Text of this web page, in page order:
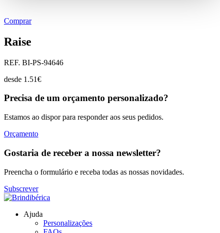
Comprar
Raise
REF. BI-PS-94646
desde 1.51€
Precisa de um orçamento personalizado?
Estamos ao dispor para responder aos seus pedidos.
Orçamento
Gostaria de receber a nossa newsletter?
Preencha o formulário e receba todas as nossas novidades.
Subscrever
Ajuda
Personalizações